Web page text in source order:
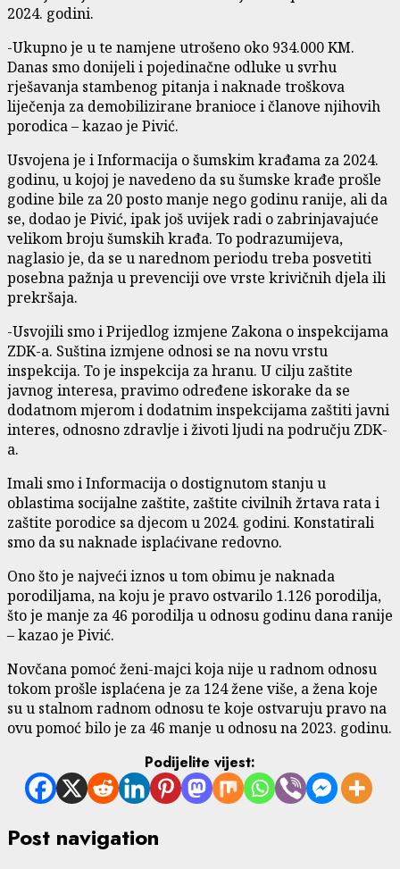
2024. godini.
-Ukupno je u te namjene utrošeno oko 934.000 KM.
Danas smo donijeli i pojedinačne odluke u svrhu
rješavanja stambenog pitanja i naknade troškova
liječenja za demobilizirane branioce i članove njihovih
porodica – kazao je Pivić.
Usvojena je i Informacija o šumskim krađama za 2024.
godinu, u kojoj je navedeno da su šumske krađe prošle
godine bile za 20 posto manje nego godinu ranije, ali da
se, dodao je Pivić, ipak još uvijek radi o zabrinjavajuće
velikom broju šumskih krađa. To podrazumijeva,
naglasio je, da se u narednom periodu treba posvetiti
posebna pažnja u prevenciji ove vrste krivičnih djela ili
prekršaja.
-Usvojili smo i Prijedlog izmjene Zakona o inspekcijama
ZDK-a. Suština izmjene odnosi se na novu vrstu
inspekcija. To je inspekcija za hranu. U cilju zaštite
javnog interesa, pravimo određene iskorake da se
dodatnom mjerom i dodatnim inspekcijama zaštiti javni
interes, odnosno zdravlje i životi ljudi na području ZDK-
a.
Imali smo i Informacija o dostignutom stanju u
oblastima socijalne zaštite, zaštite civilnih žrtava rata i
zaštite porodice sa djecom u 2024. godini. Konstatirali
smo da su naknade isplaćivane redovno.
Ono što je najveći iznos u tom obimu je naknada
porodiljama, na koju je pravo ostvarilo 1.126 porodilja,
što je manje za 46 porodilja u odnosu godinu dana ranije
– kazao je Pivić.
Novčana pomoć ženi-majci koja nije u radnom odnosu
tokom prošle isplaćena je za 124 žene više, a žena koje
su u stalnom radnom odnosu te koje ostvaruju pravo na
ovu pomoć bilo je za 46 manje u odnosu na 2023. godinu.
Podijelite vijest:
Post navigation